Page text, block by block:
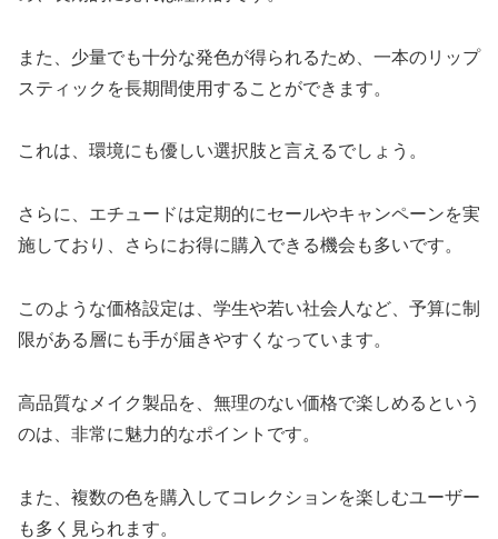
また、少量でも十分な発色が得られるため、一本のリップ
スティックを長期間使用することができます。
これは、環境にも優しい選択肢と言えるでしょう。
さらに、エチュードは定期的にセールやキャンペーンを実
施しており、さらにお得に購入できる機会も多いです。
このような価格設定は、学生や若い社会人など、予算に制
限がある層にも手が届きやすくなっています。
高品質なメイク製品を、無理のない価格で楽しめるという
のは、非常に魅力的なポイントです。
また、複数の色を購入してコレクションを楽しむユーザー
も多く見られます。